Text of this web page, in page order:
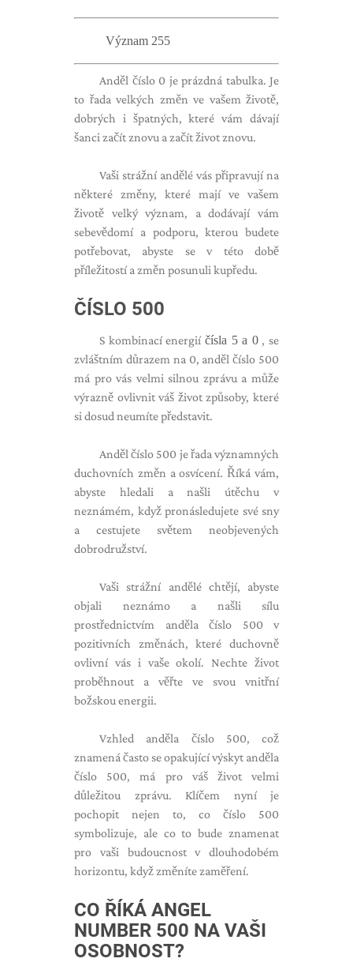
Význam 255
Anděl číslo 0 je prázdná tabulka. Je
to řada velkých změn ve vašem životě,
dobrých i špatných, které vám dávají
šanci začít znovu a začít život znovu.
Vaši strážní andělé vás připravují na
některé změny, které mají ve vašem
životě velký význam, a dodávají vám
sebevědomí a podporu, kterou budete
potřebovat, abyste se v této době
příležitostí a změn posunuli kupředu.
ČÍSLO 500
S kombinací energií čísla 5 a 0, se
zvláštním důrazem na 0, anděl číslo 500
má pro vás velmi silnou zprávu a může
výrazně ovlivnit váš život způsoby, které
si dosud neumíte představit.
Anděl číslo 500 je řada významných
duchovních změn a osvícení. Říká vám,
abyste hledali a našli útěchu v
neznámém, když pronásledujete své sny
a cestujete světem neobjevených
dobrodružství.
Vaši strážní andělé chtějí, abyste
objali neznámo a našli sílu
prostřednictvím anděla číslo 500 v
pozitivních změnách, které duchovně
ovlivní vás i vaše okolí. Nechte život
proběhnout a věřte ve svou vnitřní
božskou energii.
Vzhled anděla číslo 500, což
znamená často se opakující výskyt anděla
číslo 500, má pro váš život velmi
důležitou zprávu. Klíčem nyní je
pochopit nejen to, co číslo 500
symbolizuje, ale co to bude znamenat
pro vaši budoucnost v dlouhodobém
horizontu, když změníte zaměření.
CO ŘÍKÁ ANGEL
NUMBER 500 NA VAŠI
OSOBNOST?